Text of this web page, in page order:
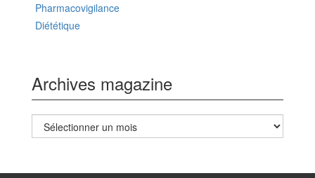
Pharmacovigilance
Diététique
Archives magazine
Archives
magazine